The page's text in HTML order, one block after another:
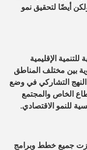
أيضًا لتحقيق نمو
الإقليمية
بين مختلف المناطق
النهج التشاركي في وضع
الخاص والمجتمع
للنمو الاقتصادي.
السعيد أن رؤية مصر 2030 عززت جميع خطط وبرامج